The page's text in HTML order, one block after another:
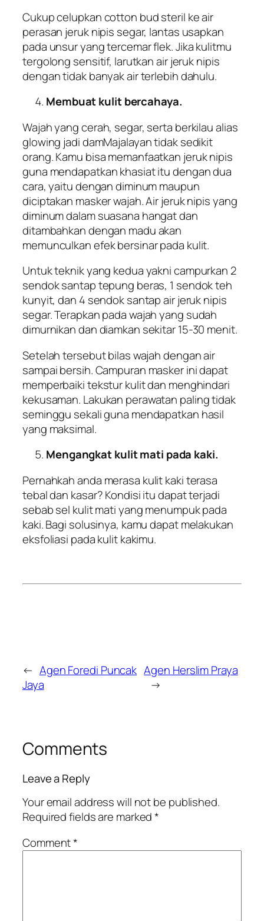
Cukup celupkan cotton bud steril ke air
perasan jeruk nipis segar, lantas usapkan
pada unsur yang tercemar flek. Jika kulitmu
tergolong sensitif, larutkan air jeruk nipis
dengan tidak banyak air terlebih dahulu.
Membuat kulit bercahaya.
Wajah yang cerah, segar, serta berkilau alias
glowing jadi damMajalayan tidak sedikit
orang. Kamu bisa memanfaatkan jeruk nipis
guna mendapatkan khasiat itu dengan dua
cara, yaitu dengan diminum maupun
diciptakan masker wajah. Air jeruk nipis yang
diminum dalam suasana hangat dan
ditambahkan dengan madu akan
memunculkan efek bersinar pada kulit.
Untuk teknik yang kedua yakni campurkan 2
sendok santap tepung beras, 1 sendok teh
kunyit, dan 4 sendok santap air jeruk nipis
segar. Terapkan pada wajah yang sudah
dimurnikan dan diamkan sekitar 15-30 menit.
Setelah tersebut bilas wajah dengan air
sampai bersih. Campuran masker ini dapat
memperbaiki tekstur kulit dan menghindari
kekusaman. Lakukan perawatan paling tidak
seminggu sekali guna mendapatkan hasil
yang maksimal.
Mengangkat kulit mati pada kaki.
Pernahkah anda merasa kulit kaki terasa
tebal dan kasar? Kondisi itu dapat terjadi
sebab sel kulit mati yang menumpuk pada
kaki. Bagi solusinya, kamu dapat melakukan
eksfoliasi pada kulit kakimu.
← Agen Foredi Puncak
Jaya
Agen Herslim Praya
→
Comments
Leave a Reply
Your email address will not be published.
Required fields are marked*
Comment*